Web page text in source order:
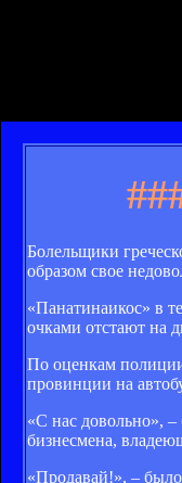
Болельщики
образом свое
«Панатинаикос» в
очками отстают на
По оценкам
провинции на
«С нас довольно»,
бизнесмена,
«Продавай!», –